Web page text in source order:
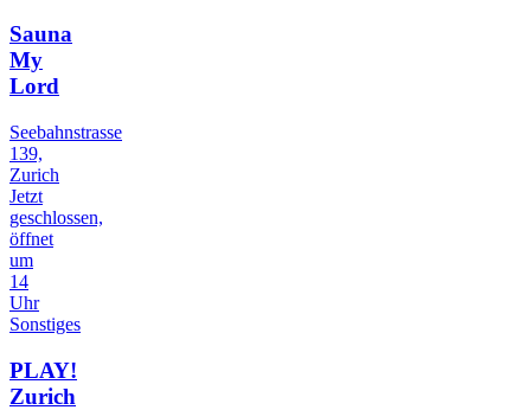
Sauna
My
Lord
Seebahnstrasse
139,
Zurich
Jetzt
geschlossen,
öffnet
um
14
Uhr
Sonstiges
PLAY!
Zurich